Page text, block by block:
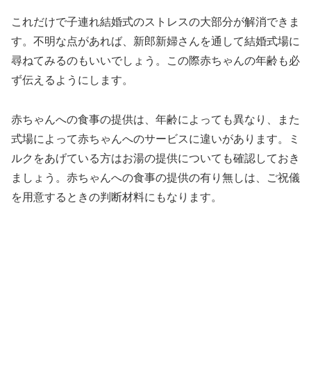
これだけで子連れ結婚式のストレスの大部分が解消できま
す。不明な点があれば、新郎新婦さんを通して結婚式場に
尋ねてみるのもいいでしょう。この際赤ちゃんの年齢も必
ず伝えるようにします。
赤ちゃんへの食事の提供は、年齢によっても異なり、また
式場によって赤ちゃんへのサービスに違いがあります。ミ
ルクをあげている方はお湯の提供についても確認しておき
ましょう。赤ちゃんへの食事の提供の有り無しは、ご祝儀
を用意するときの判断材料にもなります。